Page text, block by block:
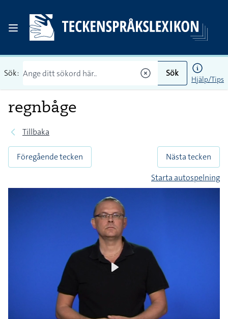
Sök: Sök
Hjälp/Tips
regnbåge
Tillbaka
Föregående tecken
Nästa tecken
Starta autospelning